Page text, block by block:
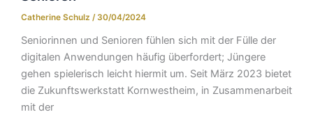
Catherine Schulz / 30/04/2024
Seniorinnen und Senioren fühlen sich mit der Fülle der
digitalen Anwendungen häufig überfordert; Jüngere
gehen spielerisch leicht hiermit um. Seit März 2023 bietet
die Zukunftswerkstatt Kornwestheim, in Zusammenarbeit
mit der